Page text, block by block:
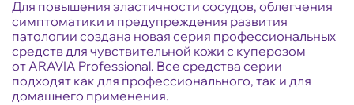
Для повышения эластичности сосудов, облегчения
симптоматики и предупреждения развития
патологии создана новая серия профессиональных
средств для чувствительной кожи с куперозом
от ARAVIA Professional. Все средства серии
подходят как для профессионального, так и для
домашнего применения.